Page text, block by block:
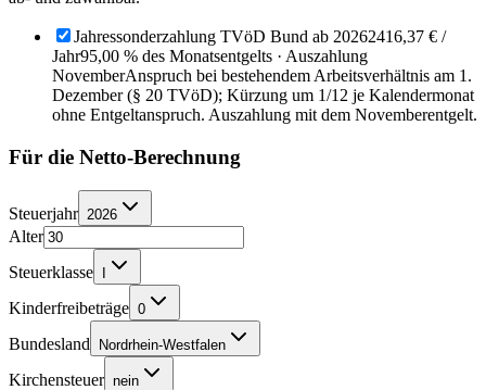
Jahressonderzahlung TVöD Bund ab 20262416,37 € /
Jahr95,00 % des Monatsentgelts · Auszahlung
NovemberAnspruch bei bestehendem Arbeitsverhältnis am 1.
Dezember (§ 20 TVöD); Kürzung um 1/12 je Kalendermonat
ohne Entgeltanspruch. Auszahlung mit dem Novemberentgelt.
Für die Netto-Berechnung
Steuerjahr 2026
Alter
Steuerklasse
Kinderfreibeträge 0
Bundesland Nordrhein-Westfalen
Kirchensteuer nein